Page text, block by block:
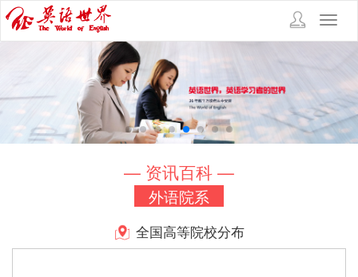
— 资讯百科 —
外语院系
全国高等院校分布